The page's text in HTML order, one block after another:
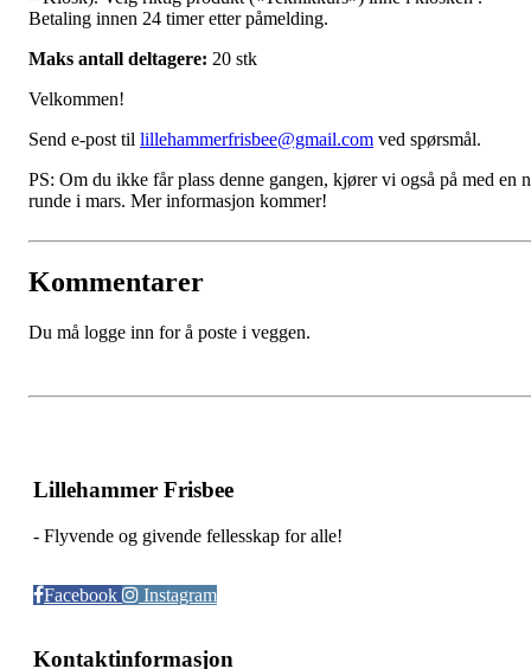
Betaling innen 24 timer etter påmelding.
Maks antall deltagere: 20 stk
Velkommen!
Send e-post til lillehammerfrisbee@gmail.com ved spørsmål.
PS: Om du ikke får plass denne gangen, kjører vi også på med en
runde i mars. Mer informasjon kommer!
Kommentarer
Du må logge inn for å poste i veggen.
Lillehammer Frisbee
- Flyvende og givende fellesskap for alle!
Facebook Instagram
Kontaktinformasjon